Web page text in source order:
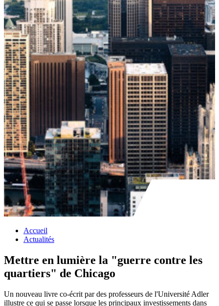
Accueil
Actualités
Mettre en lumière la "guerre contre les
quartiers" de Chicago
Un nouveau livre co-écrit par des professeurs de l'Université Adler
illustre ce qui se passe lorsque les principaux investissements dans